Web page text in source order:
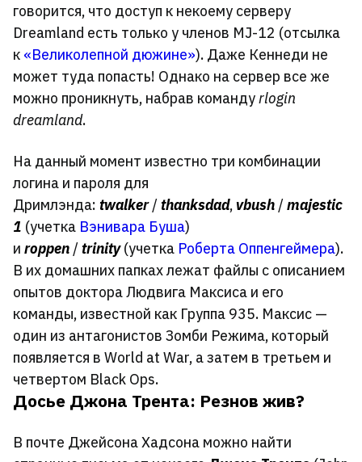
говорится, что доступ к некоему серверу
Dreamland есть только у членов MJ-12 (отсылка
к «Великолепной дюжине»). Даже Кеннеди не
может туда попасть! Однако на сервер все же
можно проникнуть, набрав командуrlogin
dreamland.
На данный момент известно три комбинации
логина и пароля для
Дримлэнда: twalker/thanksdad,vbush /majestic
1 (учетка Вэнивара Буша)
и roppen /trinity(учетка Роберта Оппенгеймера).
В их домашних папках лежат файлы с описанием
опытов доктора Людвига Максиса и его
команды, известной как Группа 935. Максис —
один из антагонистов Зомби Режима, который
появляется в World at War, а затем в третьем и
четвертом Black Ops.
Досье Джона Трента: Резнов жив?
В почте Джейсона Хадсона можно найти